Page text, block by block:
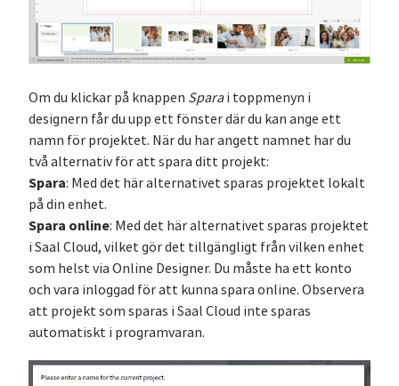
Om du klickar på knappen Sparai toppmenyn i
designern får du upp ett fönster där du kan ange ett
namn för projektet. När du har angett namnet har du
två alternativ för att spara ditt projekt:
Spara: Med det här alternativet sparas projektet lokalt
på din enhet.
Spara online: Med det här alternativet sparas projektet
i Saal Cloud, vilket gör det tillgängligt från vilken enhet
som helst via Online Designer. Du måste ha ett konto
och vara inloggad för att kunna spara online. Observera
att projekt som sparas i Saal Cloud inte sparas
automatiskt i programvaran.